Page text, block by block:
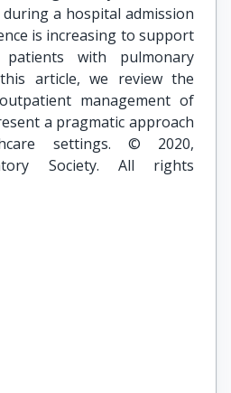
a hospital admission
is increasing to support
with pulmonary
article, we review the
management of
a pragmatic approach
settings. © 2020,
Society. All rights